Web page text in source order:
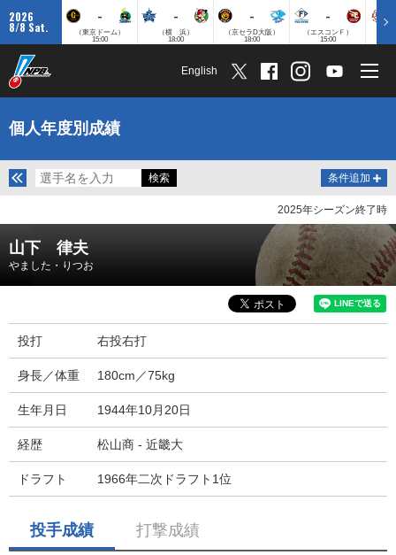
2026
8/8 Sat.
-
（東京ドーム）
15:00
-
（横 浜）
18:00
-
（京セラD大阪）
18:00
-
（エスコンＦ）
15:00
English
個人年度別成績
条件追加
2025年シーズン終了時
山下 律夫
やました・りつお
投打 右投右打
身長／体重 180cm／75kg
生年月日 1944年10月20日
経歴 松山商 - 近畿大
ドラフト 1966年二次ドラフト1位
投手成績 打撃成績